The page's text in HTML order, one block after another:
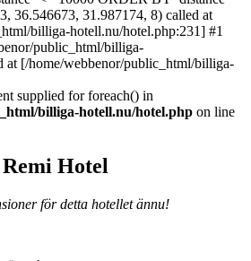
36.546673, 31.987174, 8) called at
billiga-hotell.nu/hotel.php:231] #1
public_html/billiga-
at [/home/webbenor/public_html/billiga-
supplied for foreach() in
billiga-hotell.nu/hotel.php on line
Hotel
för detta hotellet ännu!